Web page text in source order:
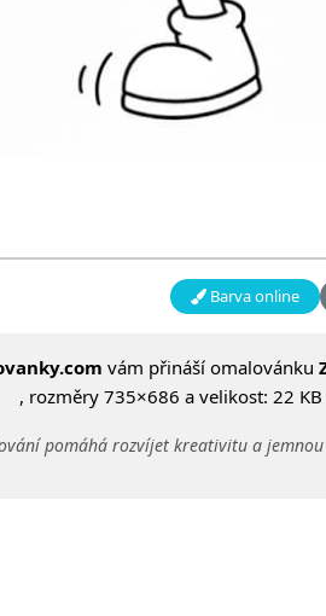
Barva online
vám přináší omalovánku
, rozměry 735×686 a velikost: 22
pomáhá rozvíjet kreativitu a